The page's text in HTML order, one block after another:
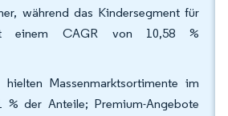
während das Kindersegment für
einem CAGR von 10,58 %
Massenmarktsortimente im
% der Anteile; Premium-Angebote